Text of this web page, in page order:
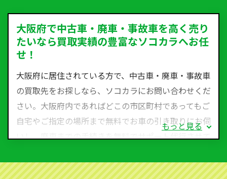
大阪府で中古車・廃車・事故車を高く売り
たいなら買取実績の豊富なソコカラへお任
せ！
大阪府に居住されている方で、中古車・廃車・事故車
の買取先をお探しなら、ソコカラにお問い合わせくだ
さい。大阪府内であればどこの市区町村であってもご
自宅やご指定の場所まで無料でお車の引き取りにお伺
いし、廃車までの手続きを無料でサポート代行させて
など動かない車、水害車、不動車、乗らなくなってし
もっと見る